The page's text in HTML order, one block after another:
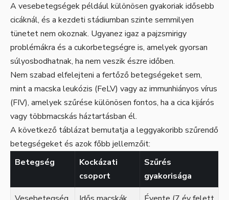
A vesebetegségek például különösen gyakoriak idősebb
cicáknál, és a kezdeti stádiumban szinte semmilyen
tünetet nem okoznak. Ugyanez igaz a pajzsmirigy
problémákra és a cukorbetegségre is, amelyek gyorsan
súlyosbodhatnak, ha nem veszik észre időben.
Nem szabad elfelejteni a fertőző betegségeket sem,
mint a macska leukózis (FeLV) vagy az immunhiányos vírus
(FIV), amelyek szűrése különösen fontos, ha a cica kijárós
vagy többmacskás háztartásban él.
A következő táblázat bemutatja a leggyakoribb szűrendő
betegségeket és azok főbb jellemzőit:
Betegség
Kockázati
csoport
Szűrés
gyakorisága